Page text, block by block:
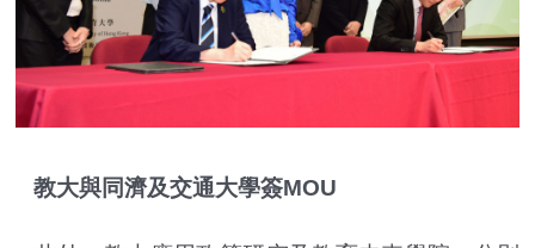
教大與同濟及交通大學簽MOU